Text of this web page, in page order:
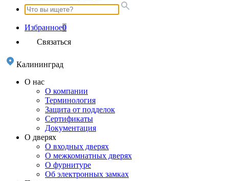
Избранное0
Связаться
Калининград
О нас
О компании
Терминология
Защита от подделок
Сертификаты
Документация
О дверях
О входных дверях
О межкомнатных дверях
О фурнитуре
Об электронных замках